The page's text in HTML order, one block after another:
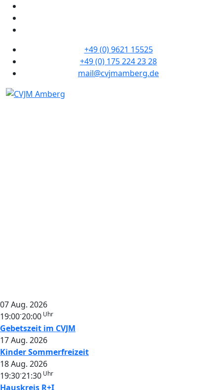
+49 (0) 9621 15525
+49 (0) 175 224 23 28
mail@cvjmamberg.de
07 Aug. 2026
19:00-20:00 Uhr
Gebetszeit im CVJM
17 Aug. 2026
Kinder Sommerfreizeit
18 Aug. 2026
19:30-21:30 Uhr
Hauskreis R+I